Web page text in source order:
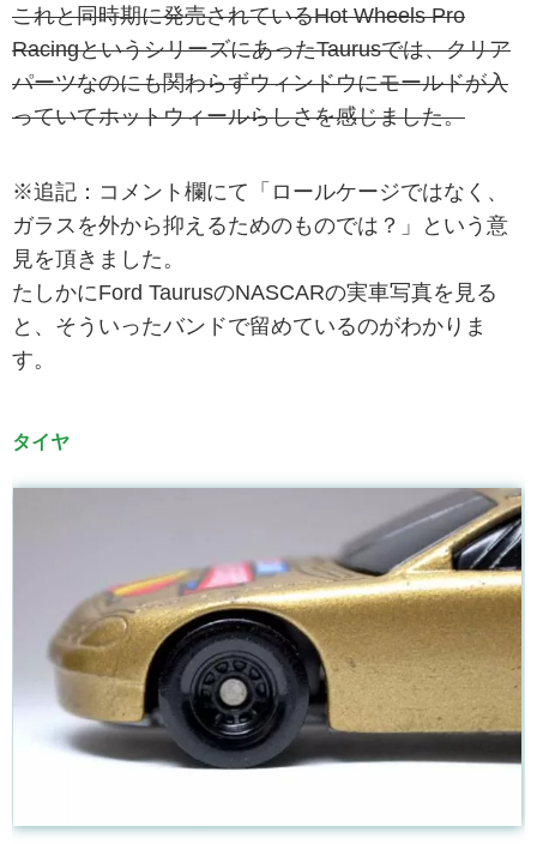
これと同時期に発売されているHot Wheels Pro
RacingというシリーズにあったTaurusでは、クリア
パーツなのにも関わらずウィンドウにモールドが入
っていてホットウィールらしさを感じました。
※追記：コメント欄にて「ロールケージではなく、
ガラスを外から抑えるためのものでは？」という意
見を頂きました。
たしかにFord TaurusのNASCARの実車写真を見る
と、そういったバンドで留めているのがわかりま
す。
タイヤ